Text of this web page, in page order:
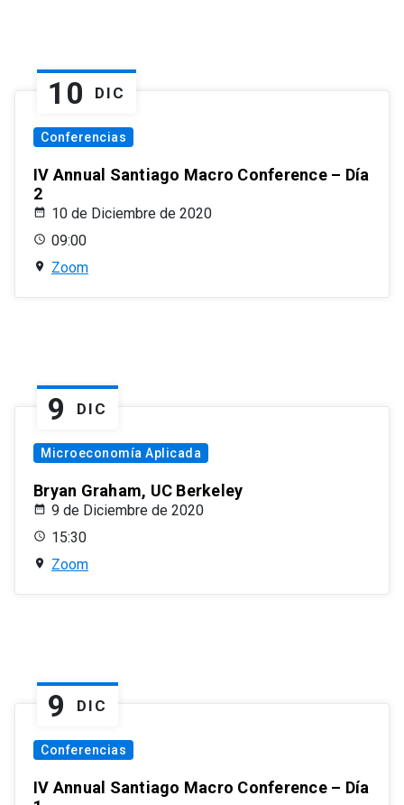
10 DIC
Conferencias
IV Annual Santiago Macro Conference – Día
2
10 de Diciembre de 2020
09:00
Zoom
9 DIC
Microeconomía Aplicada
Bryan Graham, UC Berkeley
9 de Diciembre de 2020
15:30
Zoom
9 DIC
Conferencias
IV Annual Santiago Macro Conference – Día